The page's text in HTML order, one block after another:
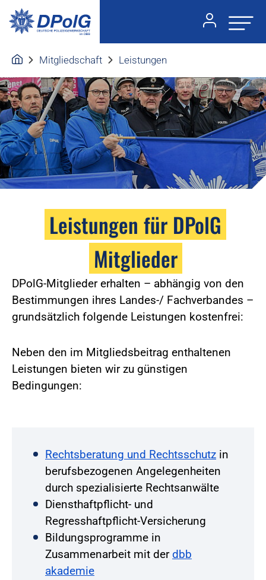
Mitgliedschaft Leistungen
Foto:Foto: Friedhelm Windmüller
Leistungen für DPolG
Mitglieder
DPolG-Mitglieder erhalten – abhängig von den
Bestimmungen ihres Landes-/ Fachverbandes –
grundsätzlich folgende Leistungen kostenfrei:
Neben den im Mitgliedsbeitrag enthaltenen
Leistungen bieten wir zu günstigen
Bedingungen:
Rechtsberatung und Rechtsschutz in
berufsbezogenen Angelegenheiten
durch spezialisierte Rechtsanwälte
Diensthaftpflicht- und
Regresshaftpflicht-Versicherung
Bildungsprogramme in
Zusammenarbeit mit derdbb
akademie